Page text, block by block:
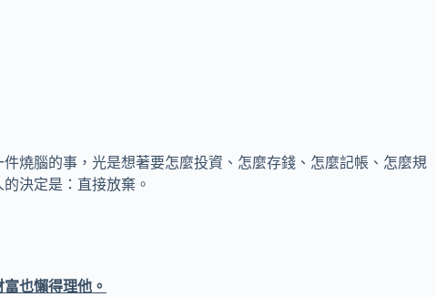
燒腦的事，光是想著要怎麼投資、怎麼存錢、怎麼記帳、怎麼規
決定是：直接放棄。
也懶得理他。